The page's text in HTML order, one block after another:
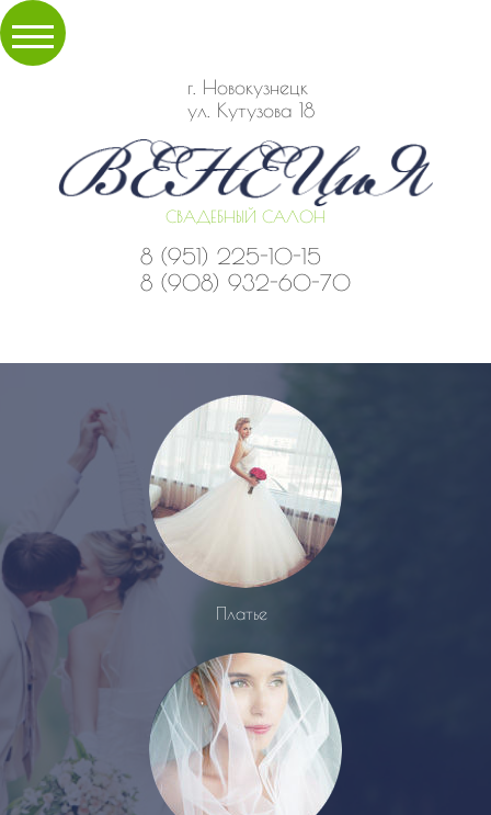
г. Новокузнецк
ул. Кутузова 18
СВАДЕБНЫЙ САЛОН
8 (951) 225-10-15
8 (908) 932-60-70
Платье